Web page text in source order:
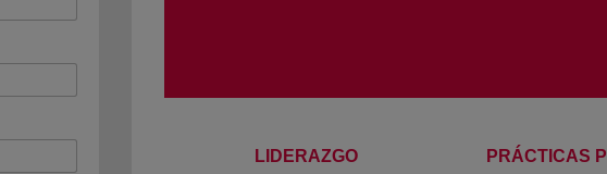
LIDERAZGO PRÁCTICAS